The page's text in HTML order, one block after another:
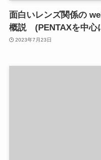
面白いレンズ関係の
概説 (PENTAXを中心
2023年7月23日